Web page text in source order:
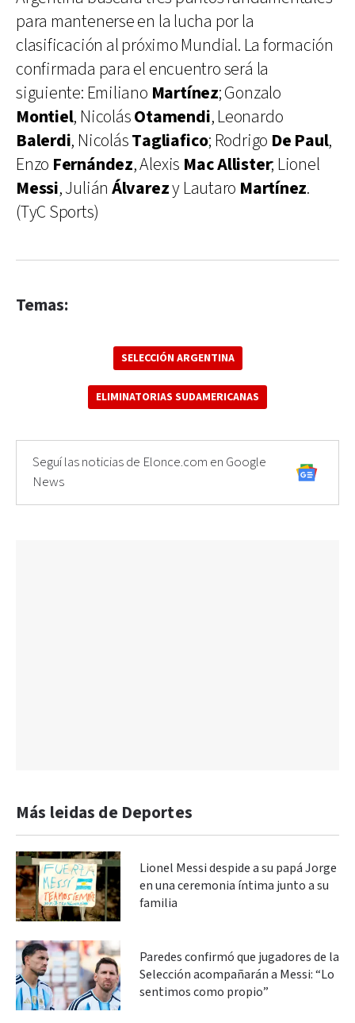
para mantenerse en la lucha por la
clasificación al próximo Mundial. La formación
confirmada para el encuentro será la
siguiente: Emiliano Martínez; Gonzalo
Montiel, NicolásOtamendi, Leonardo
Balerdi, NicolásTagliafico; Rodrigo De Paul,
Enzo Fernández, Alexis Mac Allister; Lionel
Messi, Julián Álvarezy Lautaro Martínez.
(TyC Sports)
Temas:
SELECCIÓN ARGENTINA
ELIMINATORIAS SUDAMERICANAS
Seguí las noticias de Elonce.com en Google
News
Más leidas de Deportes
Lionel Messi despide a su papá Jorge
en una ceremonia íntima junto a su
familia
Paredes confirmó que jugadores de la
Selección acompañarán a Messi: “Lo
sentimos como propio”